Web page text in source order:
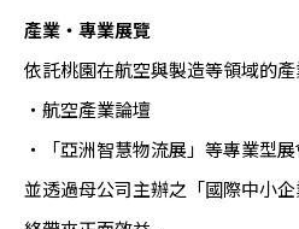
產業・專業展覽
依託桃園在航空與製造等領域的產
・航空產業論壇
・「亞洲智慧物流展」等專業型
並透過母公司主辦之「國際中小